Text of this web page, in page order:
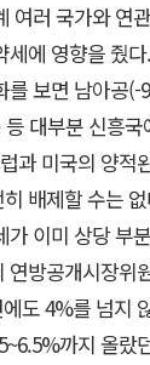
여러 국가와 연
세에 영향을 줬
를 보면 남아공
대부분 신흥
과 미국의 양적
배제할 수는
가 이미 상당 부
연방공개시장위
도 4%를 넘지
까지 올랐